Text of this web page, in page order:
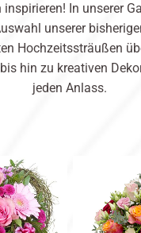
inspirieren! In unserer
unserer
Hochzeitssträußen
hin zu kreativen
jeden Anlass.